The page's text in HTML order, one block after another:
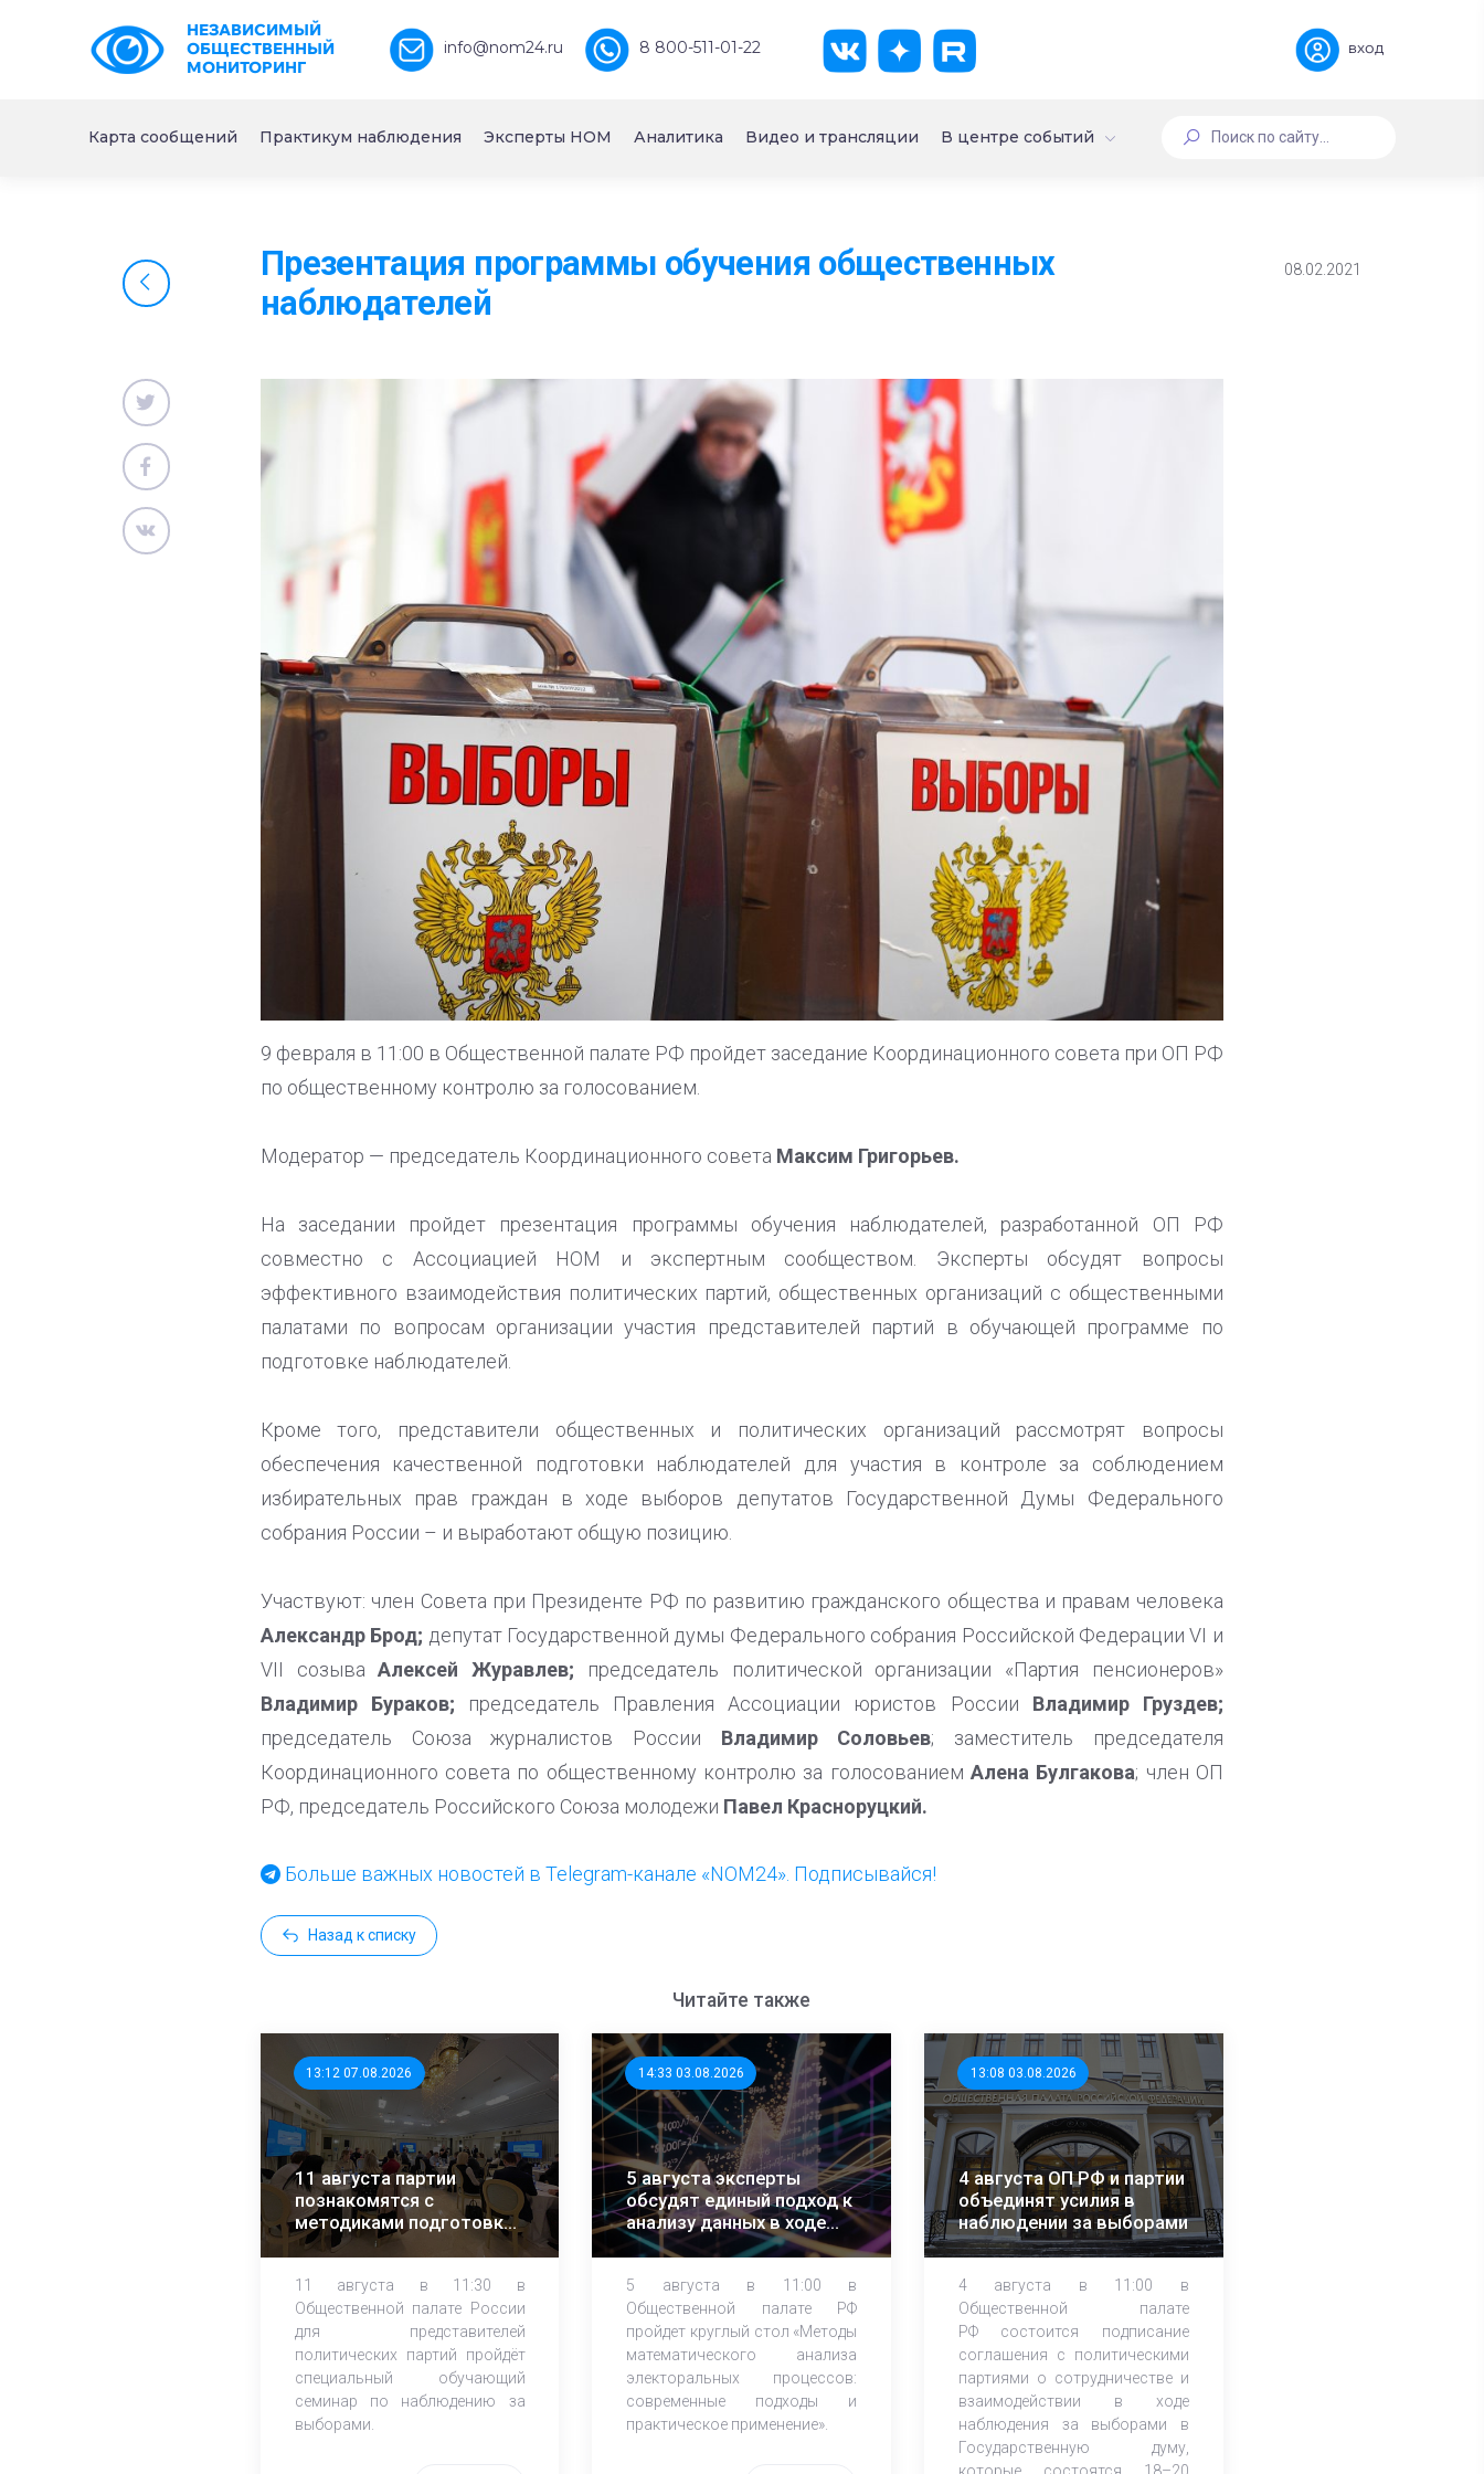
НЕЗАВИСИМЫЙ
ОБЩЕСТВЕННЫЙ
МОНИТОРИНГ
info@nom24.ru 8 800-511-01-22 вход
Карта сообщений Практикум наблюдения Эксперты НОМ Аналитика Видео и трансляции В центре событий
Презентация программы обучения общественных
наблюдателей
08.02.2021
9 февраля в 11:00 в Общественной палате РФ пройдет заседание Координационного совета при ОП РФ
по общественному контролю за голосованием.
Модератор — председатель Координационного совета Максим Григорьев.
На заседании пройдет презентация программы обучения наблюдателей, разработанной ОП РФ
совместно с Ассоциацией НОМ и экспертным сообществом. Эксперты обсудят вопросы
эффективного взаимодействия политических партий, общественных организаций с общественными
палатами по вопросам организации участия представителей партий в обучающей программе по
подготовке наблюдателей.
Кроме того, представители общественных и политических организаций рассмотрят вопросы
обеспечения качественной подготовки наблюдателей для участия в контроле за соблюдением
избирательных прав граждан в ходе выборов депутатов Государственной Думы Федерального
собрания России – и выработают общую позицию.
Участвуют: член Совета при Президенте РФ по развитию гражданского общества и правам человека
Александр Брод; депутат Государственной думы Федерального собрания Российской Федерации VI и
VII созываАлексей Журавлев; председатель политической организации «Партия пенсионеров»
Владимир Бураков; председатель Правления Ассоциации юристов России Владимир Груздев;
председатель Союза журналистов России Владимир Соловьев; заместитель председателя
Координационного совета по общественному контролю за голосованием Алена Булгакова; член ОП
РФ, председатель Российского Союза молодежи Павел Красноруцкий.
Больше важных новостей в Telegram-канале «NOM24». Подписывайся!
Назад к списку
Читайте также
13:12 07.08.2026
11 августа партии
познакомятся с
методиками подготовки
независимых
11 августа в 11:30 в
Общественной палате России
для представителей
политических партий пройдёт
специальный обучающий
семинар по наблюдению за
выборами.
14:33 03.08.2026
5 августа эксперты
обсудят единый подход к
анализу данных в ходе
ЕДГ-2026
5 августа в 11:00 в
Общественной палате РФ
пройдет круглый стол «Методы
математического анализа
электоральных процессов:
современные подходы и
практическое применение».
13:08 03.08.2026
4 августа ОП РФ и партии
объединят усилия в
наблюдении за выборами
4 августа в 11:00 в
Общественной палате
РФ состоится подписание
соглашения с политическими
партиями о сотрудничестве и
взаимодействии в ходе
наблюдения за выборами в
Государственную думу,